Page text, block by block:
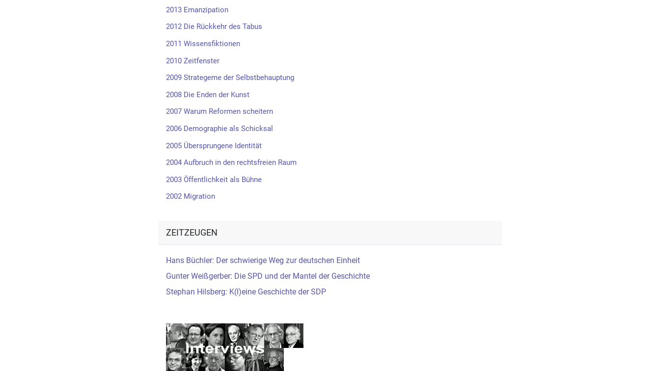
2013 Emanzipation
2012 Die Rückkehr des Tabus
2011 Wissensfiktionen
2010 Zeitfenster
2009 Strategeme der Selbstbehauptung
2008 Die Enden der Kunst
2007 Warum Reformen scheitern
2006 Demographie als Schicksal
2005 Übersprungene Identität
2004 Aufbruch in den rechtsfreien Raum
2003 Öffentlichkeit als Bühne
2002 Migration
ZEITZEUGEN
Hans Büchler: Der schwierige Weg zur deutschen Einheit
Gunter Weißgerber: Die SPD und der Mantel der Geschichte
Stephan Hilsberg: K(l)eine Geschichte der SDP